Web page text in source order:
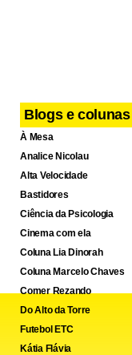
Share
Blogs e colunas
À Mesa
Analice Nicolau
Alta Velocidade
Bastidores
Ciência da Psicologia
Cinema com ela
Coluna Lia Dinorah
Coluna Marcelo Chaves
Comer Rezando
Do Alto da Torre
Futebol ETC
Kátia Flávia